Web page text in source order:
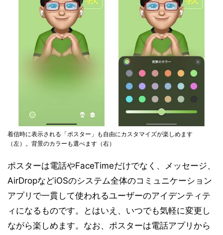
着信時に表示される「ポスター」も自由にカスタマイズが楽しめます
（左）。背景のカラーも選べます（右）
ポスターは電話やFaceTimeだけでなく、メッセージ、
AirDropなどiOSのシステム全体のコミュニケーション
アプリで一貫して使われるユーザーのアイデンティテ
ィになるものです。とはいえ、いつでも気軽に変更し
ながら楽しめます。なお、ポスターは電話アプリから